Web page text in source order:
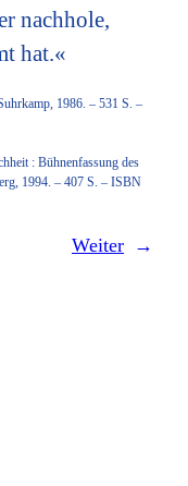
nachhole,
hat.«
1986. – 531 S. –
: Bühnenfassung des
1994. – 407 S. – ISBN
Weiter →